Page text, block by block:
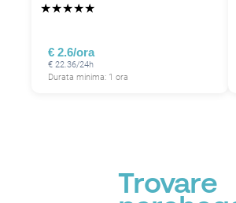
★★★★★
€ 2.6/ora
€ 22.36/24h
Durata minima: 1 ora
Trovare